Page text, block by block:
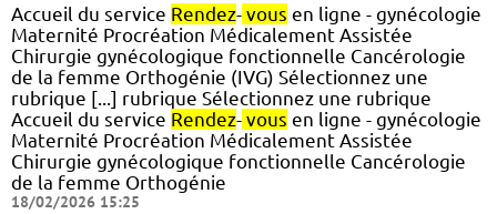
Accueil du service Rendez- vous en ligne - gynécologie
Maternité Procréation Médicalement Assistée
Chirurgie gynécologique fonctionnelle Cancérologie
de la femme Orthogénie (IVG) Sélectionnez une
rubrique [...] rubrique Sélectionnez une rubrique
Accueil du service Rendez- vous en ligne - gynécologie
Maternité Procréation Médicalement Assistée
Chirurgie gynécologique fonctionnelle Cancérologie
de la femme Orthogénie
18/02/2026 15:25